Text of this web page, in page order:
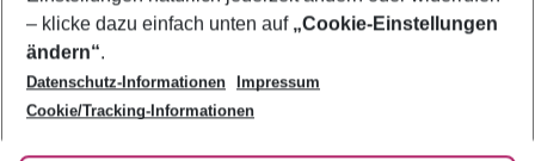
AGB
Bestpreisgarantie
Cookie-Einstellungen ändern
Cookie-Richtlinie
Agenturbetreuung
Barrierefreies Reisen
Folge uns
– klicke dazu einfach unten auf „Cookie-Einstellungen
ändern“.
Datenschutz-Informationen
Impressum
Cookie/Tracking-Informationen